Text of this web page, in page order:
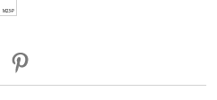
Tweetuj